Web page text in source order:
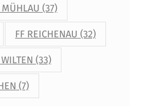
MÜHLAU (37)
FF REICHENAU (32)
(33)
(7)